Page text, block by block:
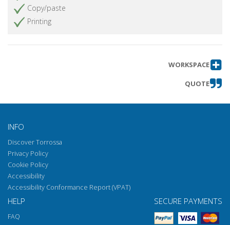
Copy/paste
Printing
WORKSPACE
QUOTE
INFO
Discover Torrossa
Privacy Policy
Cookie Policy
Accessibility
Accessibility Conformance Report (VPAT)
HELP
FAQ
SECURE PAYMENTS